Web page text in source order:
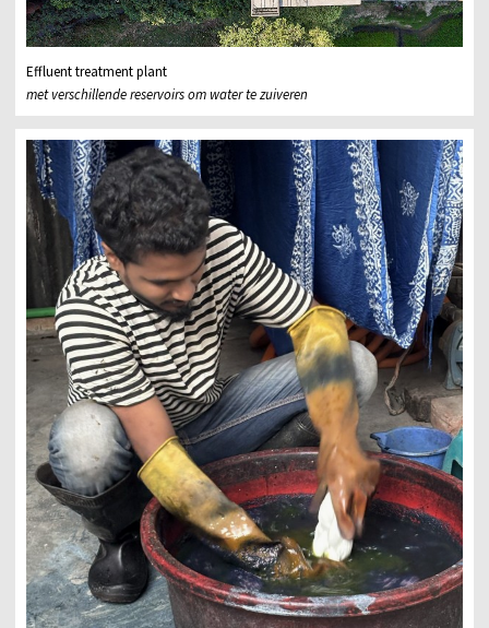
Effluent treatment plant
met verschillende reservoirs om water te zuiveren